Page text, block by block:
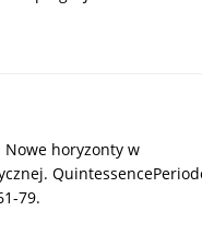
Nowe horyzonty w
79.